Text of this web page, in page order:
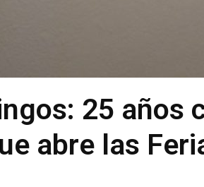
25 años
abre las